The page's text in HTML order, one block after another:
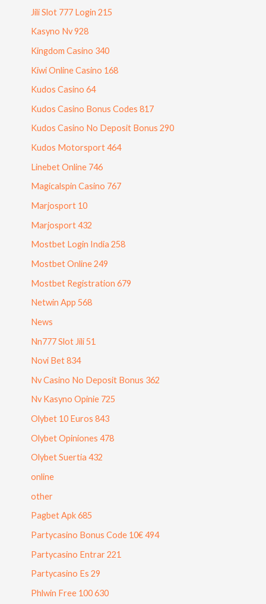
Jili Slot 777 Login 215
Kasyno Nv 928
Kingdom Casino 340
Kiwi Online Casino 168
Kudos Casino 64
Kudos Casino Bonus Codes 817
Kudos Casino No Deposit Bonus 290
Kudos Motorsport 464
Linebet Online 746
Magicalspin Casino 767
Marjosport 10
Marjosport 432
Mostbet Login India 258
Mostbet Online 249
Mostbet Registration 679
Netwin App 568
News
Nn777 Slot Jili 51
Novi Bet 834
Nv Casino No Deposit Bonus 362
Nv Kasyno Opinie 725
Olybet 10 Euros 843
Olybet Opiniones 478
Olybet Suertia 432
online
other
Pagbet Apk 685
Partycasino Bonus Code 10€ 494
Partycasino Entrar 221
Partycasino Es 29
Phlwin Free 100 630